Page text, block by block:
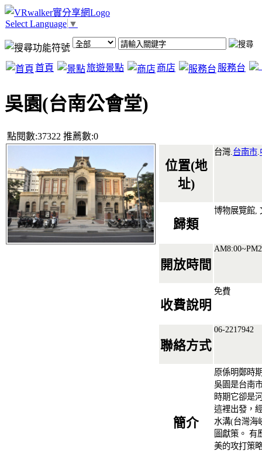
Select Language ▼
首頁 旅遊景點 商店 服務台
吳園(台南公會堂)
點閱數:37322 推薦數:0
位置(地
址)
台灣. 台南市
歸類
博物展覽館,
開放時間
收費說明
免費
聯絡方式
06-2217942
簡介
原係明鄭時
吳園是台南
時期它卻是
這裡出發，
水溝(台灣海
圖獻策。 有
美的攻打策